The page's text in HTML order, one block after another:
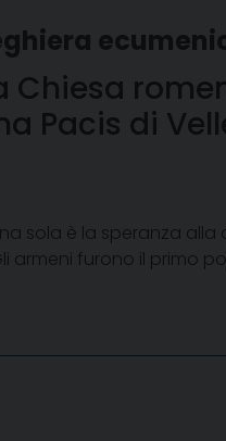
Chiesa
Pacis di
sola è la speranza
furono il primo